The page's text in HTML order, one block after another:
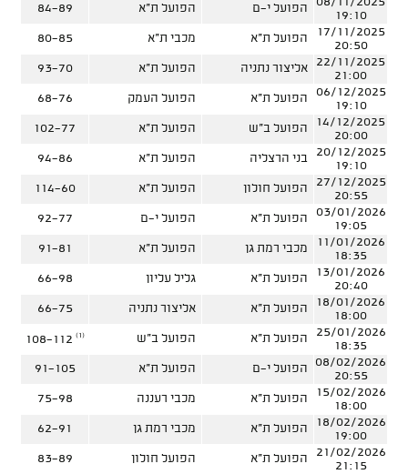
19:10
הפועל י-ם הפועל ת"א
84-89
17/11/2025
20:50
הפועל ת"א מכבי ת"א
80-85
22/11/2025
21:00
אליצור נתניה הפועל ת"א
93-70
06/12/2025
19:10
הפועל ת"א הפועל העמק
68-76
14/12/2025
20:00
הפועל ב"ש הפועל ת"א
102-77
20/12/2025
19:10
בני הרצליה הפועל ת"א
94-86
27/12/2025
20:55
הפועל חולון הפועל ת"א
114-60
03/01/2026
19:05
הפועל ת"א הפועל י-ם
92-77
11/01/2026
18:35
מכבי רמת גן הפועל ת"א
91-81
13/01/2026
20:40
הפועל ת"א גליל עליון
66-98
18/01/2026
18:00
הפועל ת"א אליצור נתניה
66-75
25/01/2026
18:35
הפועל ת"א הפועל ב"ש 108-112 (1)
08/02/2026
20:55
הפועל י-ם הפועל ת"א
91-105
15/02/2026
18:00
הפועל ת"א מכבי רעננה
75-98
18/02/2026
19:00
הפועל ת"א מכבי רמת גן
62-91
21/02/2026
21:15
הפועל ת"א הפועל חולון
83-89